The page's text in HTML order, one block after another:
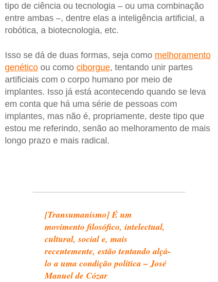
tipo de ciência ou tecnologia – ou uma combinação
entre ambas –, dentre elas a inteligência artificial, a
robótica, a biotecnologia, etc.
Isso se dá de duas formas, seja como melhoramento
genético ou como ciborgue, tentando unir partes
artificiais com o corpo humano por meio de
implantes. Isso já está acontecendo quando se leva
em conta que há uma série de pessoas com
implantes, mas não é, propriamente, deste tipo que
estou me referindo, senão ao melhoramento de mais
longo prazo e mais radical.
[Transumanismo] É um
movimento filosófico, intelectual,
cultural, social e, mais
recentemente, estão tentando alçá-
lo a uma condição política – José
Manuel de Cózar